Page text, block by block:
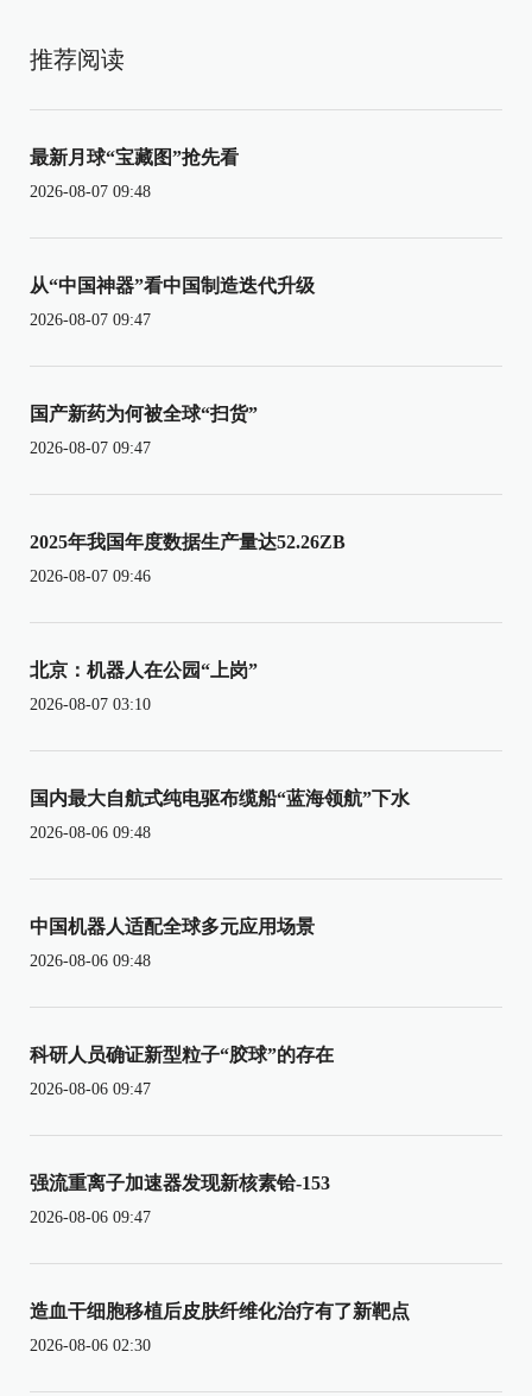
推荐阅读
最新月球“宝藏图”抢先看
2026-08-07 09:48
从“中国神器”看中国制造迭代升级
2026-08-07 09:47
国产新药为何被全球“扫货”
2026-08-07 09:47
2025年我国年度数据生产量达52.26ZB
2026-08-07 09:46
北京：机器人在公园“上岗”
2026-08-07 03:10
国内最大自航式纯电驱布缆船“蓝海领航”下水
2026-08-06 09:48
中国机器人适配全球多元应用场景
2026-08-06 09:48
科研人员确证新型粒子“胶球”的存在
2026-08-06 09:47
强流重离子加速器发现新核素铪-153
2026-08-06 09:47
造血干细胞移植后皮肤纤维化治疗有了新靶点
2026-08-06 02:30